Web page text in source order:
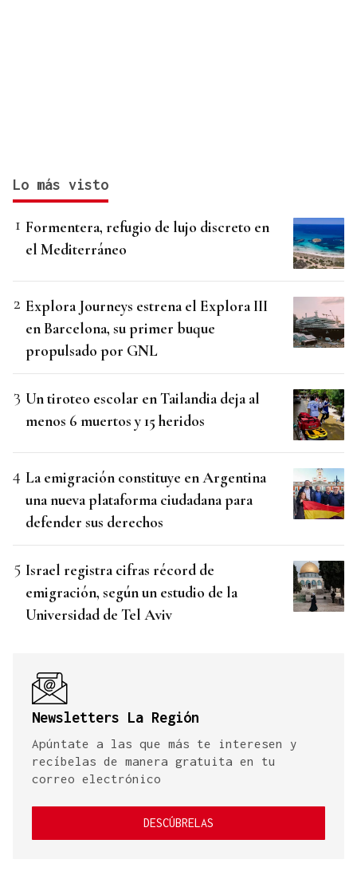
Lo más visto
Formentera, refugio de lujo discreto en
el Mediterráneo
Explora Journeys estrena el Explora III
en Barcelona, su primer buque
propulsado por GNL
Un tiroteo escolar en Tailandia deja al
menos 6 muertos y 15 heridos
La emigración constituye en Argentina
una nueva plataforma ciudadana para
defender sus derechos
Israel registra cifras récord de
emigración, según un estudio de la
Universidad de Tel Aviv
Newsletters La Región
Apúntate a las que más te interesen y
recíbelas de manera gratuita en tu
correo electrónico
DESCÚBRELAS